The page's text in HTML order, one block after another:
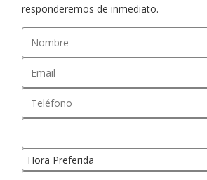
responderemos de inmediato.